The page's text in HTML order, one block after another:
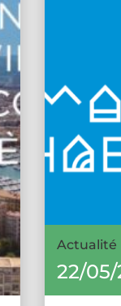
Actualité
22/